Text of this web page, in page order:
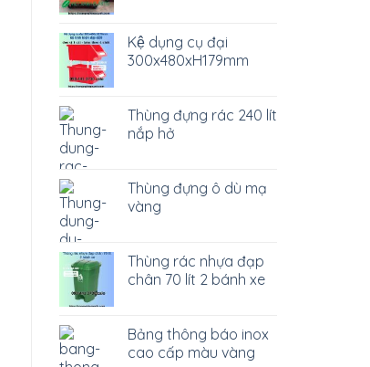
Kệ dụng cụ đại
300x480xH179mm
Thùng đựng rác 240 lít
nắp hở
Thùng đựng ô dù mạ
vàng
Thùng rác nhựa đạp
chân 70 lít 2 bánh xe
Bảng thông báo inox
cao cấp màu vàng